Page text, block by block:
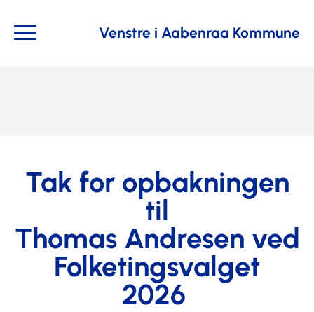
Venstre i Aabenraa Kommune
Tak for opbakningen
til
Thomas Andresen ved
Folketingsvalget
2026